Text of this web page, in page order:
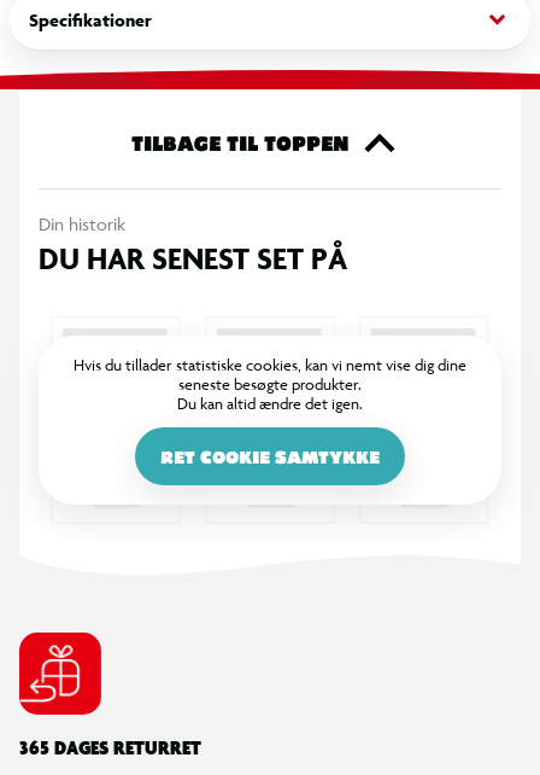
sammen med barnet kan snakke om. Bogen fokuserer på
begrebet "hvad". Bogen er på 36 sider, og bagerst i bogen er
der illustrationer til ordene.
Specifikationer keyboard_arrow_down
TILBAGE TIL TOPPEN
Din historik
DU HAR SENEST SET PÅ
Hvis du tillader statistiske cookies, kan vi nemt vise dig dine
seneste besøgte produkter.
Du kan altid ændre det igen.
RET COOKIE SAMTYKKE
365 DAGES RETURRET